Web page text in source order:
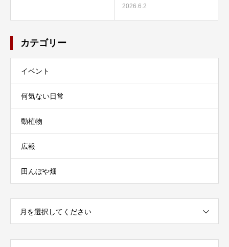
2026.6.2
カテゴリー
イベント
何気ない日常
動植物
広報
田んぼや畑
月を選択してください